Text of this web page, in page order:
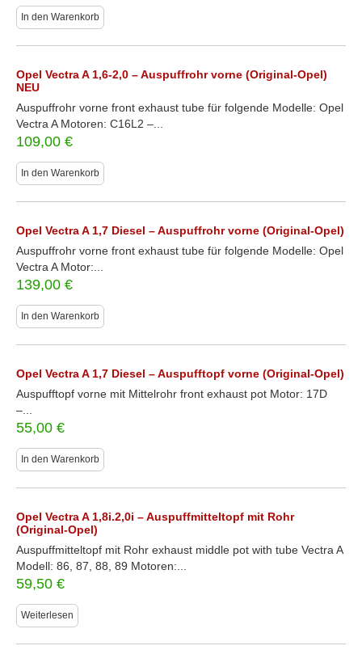
In den Warenkorb
Opel Vectra A 1,6-2,0 – Auspuffrohr vorne (Original-Opel)
NEU
Auspuffrohr vorne front exhaust tube für folgende Modelle: Opel
Vectra A Motoren: C16L2 –...
109,00 €
In den Warenkorb
Opel Vectra A 1,7 Diesel – Auspuffrohr vorne (Original-Opel)
Auspuffrohr vorne front exhaust tube für folgende Modelle: Opel
Vectra A Motor:...
139,00 €
In den Warenkorb
Opel Vectra A 1,7 Diesel – Auspufftopf vorne (Original-Opel)
Auspufftopf vorne mit Mittelrohr front exhaust pot Motor: 17D
–...
55,00 €
In den Warenkorb
Opel Vectra A 1,8i.2,0i – Auspuffmitteltopf mit Rohr
(Original-Opel)
Auspuffmitteltopf mit Rohr exhaust middle pot with tube Vectra A
Modell: 86, 87, 88, 89 Motoren:...
59,50 €
Weiterlesen